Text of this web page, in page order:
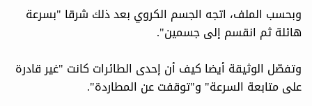
وبحسب الملف، اتجه الجسم الكروي بعد ذلك شرقا "بسرعة
هائلة ثم انقسم إلى جسمين".
وتفصّل الوثيقة أيضا كيف أن إحدى الطائرات كانت "غير قادرة
على متابعة السرعة" و"توقفت عن المطاردة".